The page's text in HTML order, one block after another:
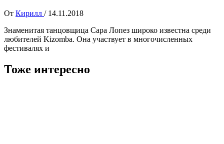
От Кирилл / 14.11.2018
Знаменитая танцовщица Сара Лопез широко известна среди
любителей Kizomba. Она участвует в многочисленных
фестивалях и
Тоже интересно